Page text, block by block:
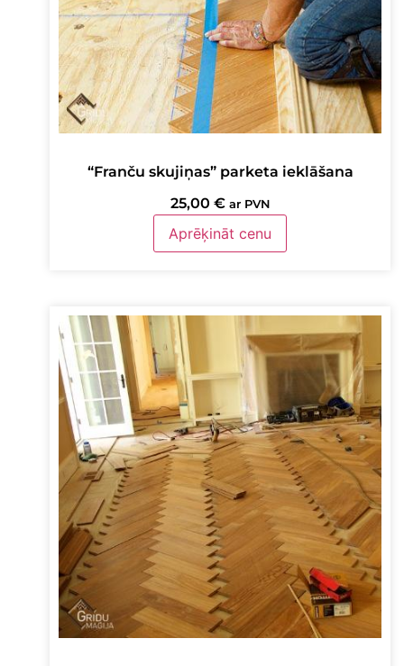
“Franču skujiņas” parketa ieklāšana
25,00 € ar PVN
Aprēķināt cenu